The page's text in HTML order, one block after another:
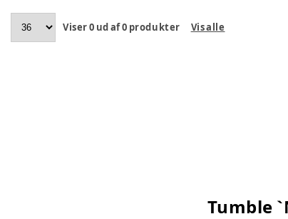
Viser0 ud af0 produkter Vis alle
Tumble